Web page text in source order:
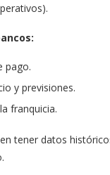
pago.
y previsiones.
franquicia.
tener datos